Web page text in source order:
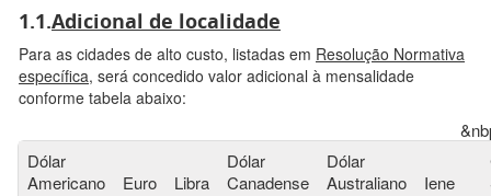
1.1.Adicional de localidade
Para as cidades de alto custo, listadas em Resolução Normativa
específica, será concedido valor adicional à mensalidade
conforme tabela abaixo:
Dólar
Americano
Euro Libra
Dólar
Canadense
Dólar
Australiano
Iene